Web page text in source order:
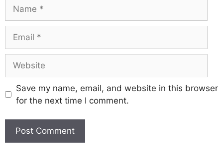
Save my name, email, and website in this browser
for the next time I comment.